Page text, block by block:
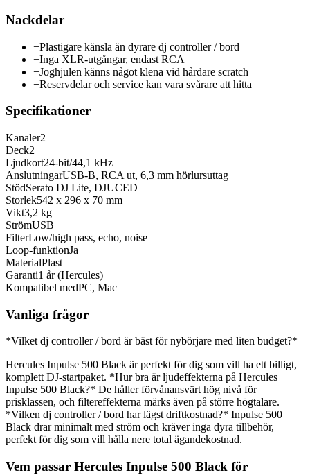
Nackdelar
−Plastigare känsla än dyrare dj controller / bord
−Inga XLR-utgångar, endast RCA
−Joghjulen känns något klena vid hårdare scratch
−Reservdelar och service kan vara svårare att hitta
Specifikationer
Kanaler2
Deck2
Ljudkort24-bit/44,1 kHz
AnslutningarUSB-B, RCA ut, 6,3 mm hörlursuttag
StödSerato DJ Lite, DJUCED
Storlek542 x 296 x 70 mm
Vikt3,2 kg
StrömUSB
FilterLow/high pass, echo, noise
Loop-funktionJa
MaterialPlast
Garanti1 år (Hercules)
Kompatibel medPC, Mac
Vanliga frågor
*Vilket dj controller / bord är bäst för nybörjare med liten budget?*
Hercules Inpulse 500 Black är perfekt för dig som vill ha ett billigt,
komplett DJ-startpaket. *Hur bra är ljudeffekterna på Hercules
Inpulse 500 Black?* De håller förvånansvärt hög nivå för
prisklassen, och filtereffekterna märks även på större högtalare.
*Vilken dj controller / bord har lägst driftkostnad?* Inpulse 500
Black drar minimalt med ström och kräver inga dyra tillbehör,
perfekt för dig som vill hålla nere total ägandekostnad.
Vem passar Hercules Inpulse 500 Black för